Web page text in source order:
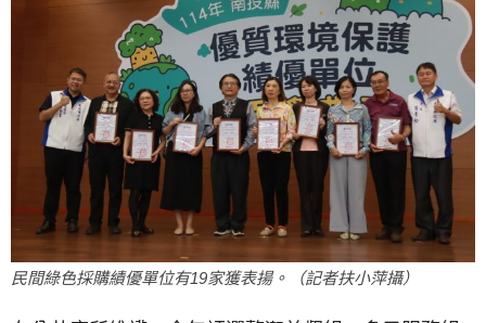
民間綠色採購績優單位有19家獲表揚。（記者扶小萍攝）